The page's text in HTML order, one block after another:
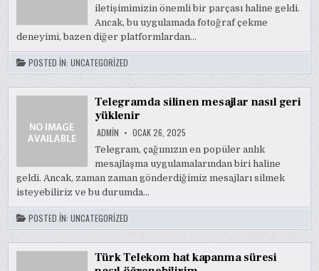
iletişimimizin önemli bir parçası haline geldi.
Ancak, bu uygulamada fotoğraf çekme
deneyimi, bazen diğer platformlardan…
POSTED IN:UNCATEGORIZED
Telegramda silinen mesajlar nasıl geri
yüklenir
ADMIN OCAK 26, 2025
Telegram, çağımızın en popüler anlık
mesajlaşma uygulamalarından biri haline
geldi. Ancak, zaman zaman gönderdiğimiz mesajları silmek
isteyebiliriz ve bu durumda…
POSTED IN:UNCATEGORIZED
Türk Telekom hat kapanma süresi